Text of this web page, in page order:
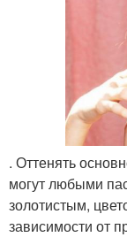
. Оттенять
могут любыми
золотистым,
зависимости от